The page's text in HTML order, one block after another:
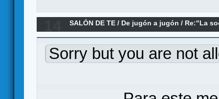
SALÓN DE TE / De jugón a jugón / Re:"La
Sorry but you are not